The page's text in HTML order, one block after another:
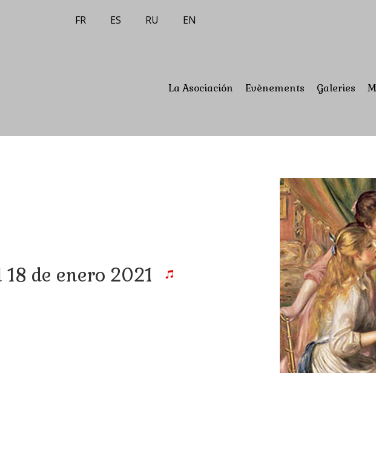
FR ES RU EN
La Asociación Evènements Galeries
de enero 2021